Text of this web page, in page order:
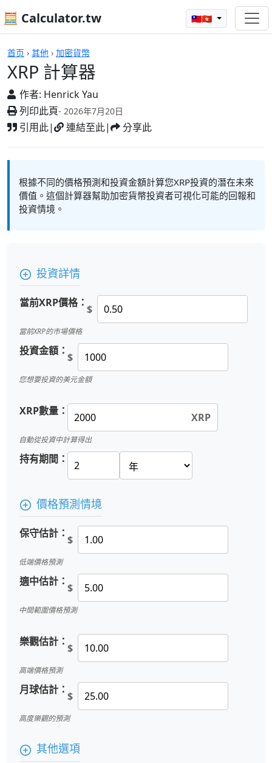
🧮 Calculator.tw 🇹🇼🇭🇰
首页 › 其他 › 加密貨幣
XRP 計算器
作者: Henrick Yau
列印此頁- 2026年7月20日
引用此| 連結至此| 分享此
計算機
根據不同的價格預測和投資金額計算您XRP投資的潛在未來
價值。這個計算器幫助加密貨幣投資者可視化可能的回報和
投資情境。
投資詳情
當前XRP價格： $
當前XRP的市場價格
投資金額： $
您想要投資的美元金額
XRP數量： XRP
自動從投資中計算得出
持有期間：
價格預測情境
保守估計： $
低端價格預測
適中估計： $
中間範圍價格預測
樂觀估計： $
高端價格預測
月球估計： $
高度樂觀的預測
其他選項